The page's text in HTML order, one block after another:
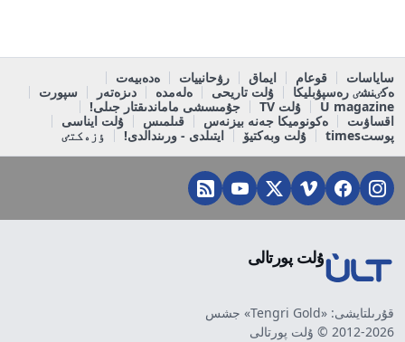
ساياسات قوعام ايماق رۋحانييات
ەدەبيەت
ەكٸنشٸ رەسپۋبليكا
ۇلت تاريحى ەلەمدە دىزەتەر
سپورت
U magazine
ۇلت TV
جۇمىسشى ماماندىقتار جىلى!
اقساۋىت
ەكونوميكا جەنە بيزنەس قىلمىس
ۇلت ايناسى
پوستtimes
ۇلت وبەكتيۆ ايتىلدى - ورىندالدى! ٶزەكتٸ
ۇلت پورتالى
قۇرىلتايشى: «Tengri Gold» جشس
2012-2026 © ۇلت پورتالى